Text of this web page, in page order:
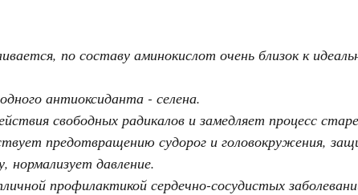
по составу аминокислот очень близок к
антиоксиданта - селена.
свободных радикалов и замедляет процесс
предотвращению судорог и головокружения,
нормализует давление.
профилактикой сердечно-сосудистых